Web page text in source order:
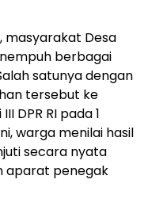
masyarakat Desa
berbagai
satunya dengan
tersebut ke
DPR RI pada 1
warga menilai hasil
secara nyata
aparat penegak